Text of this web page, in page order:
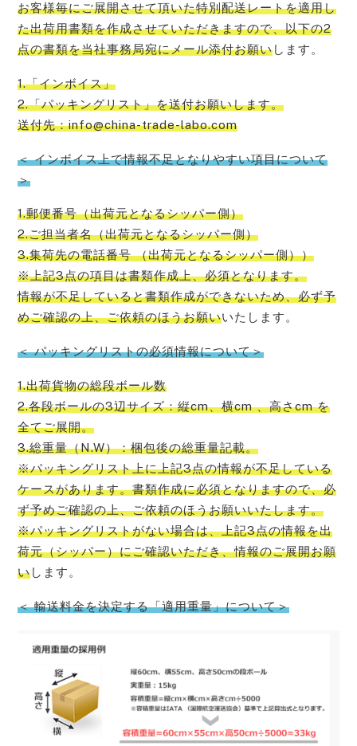
お客様毎にご展開させて頂いた特別配送レートを適用し
た出荷用書類を作成させていただきますので、以下の2
点の書類を当社事務局宛にメール添付お願いします。
1.「インボイス」
2.「パッキングリスト」を送付お願いします。
送付先：info@china-trade-labo.com
＜ インボイス上で情報不足となりやすい項目について
＞
1.郵便番号（出荷元となるシッパー側）
2.ご担当者名（出荷元となるシッパー側）
3.集荷先の電話番号 （出荷元となるシッパー側））
※上記3点の項目は書類作成上、必須となります。
情報が不足していると書類作成ができないため、必ず予
めご確認の上、ご依頼のほうお願いいたします。
＜ パッキングリストの必須情報について＞
1.出荷貨物の総段ボール数
2.各段ボールの3辺サイズ：縦cm、横cm 、高さcm を
全てご展開。
3.総重量（N.W）：梱包後の総重量記載。
※パッキングリスト上に上記3点の情報が不足している
ケースがあります。書類作成に必須となりますので、必
ず予めご確認の上、ご依頼のほうお願いいたします。
※パッキングリストがない場合は、上記3点の情報を出
荷元（シッパー）にご確認いただき、情報のご展開お願
いします。
＜ 輸送料金を決定する「適用重量」について＞